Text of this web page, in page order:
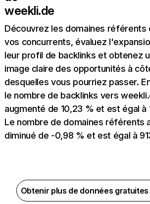
weekli.de
Découvrez les domaines référents
vos concurrents, évaluez
leur profil de backlinks et obtenez
image claire des opportunités à
desquelles vous pourriez passer.
le nombre de backlinks vers
augmenté de 10,23 % et est égal à
Le nombre de domaines référents
diminué de -0,98 % et est égal à
Obtenir plus de données